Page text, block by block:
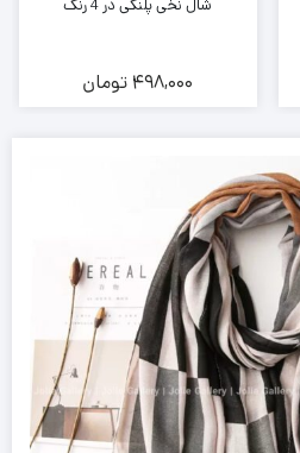
شال نخی پلنگی در 4 رنگ
498,000 تومان